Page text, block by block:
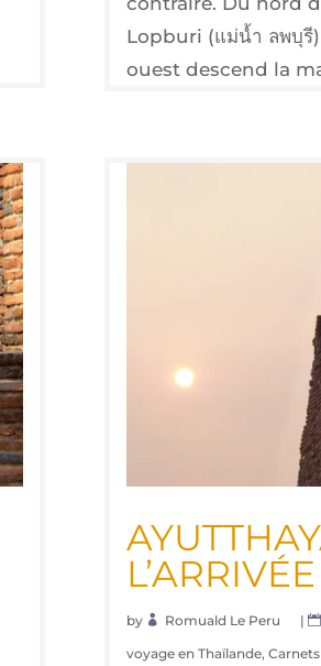
Lopburi (แม่น้ำ ลพบุรี
ouest descend la
by Romuald Le Peru
|
voyage en Thaïlande,